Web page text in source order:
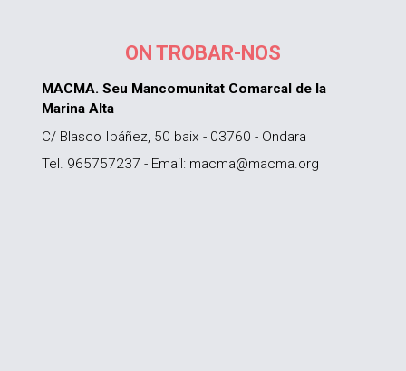
ON TROBAR-NOS
MACMA. Seu Mancomunitat Comarcal de la
Marina Alta
C/ Blasco Ibáñez, 50 baix - 03760 - Ondara
Tel. 965757237 - Email: macma@macma.org